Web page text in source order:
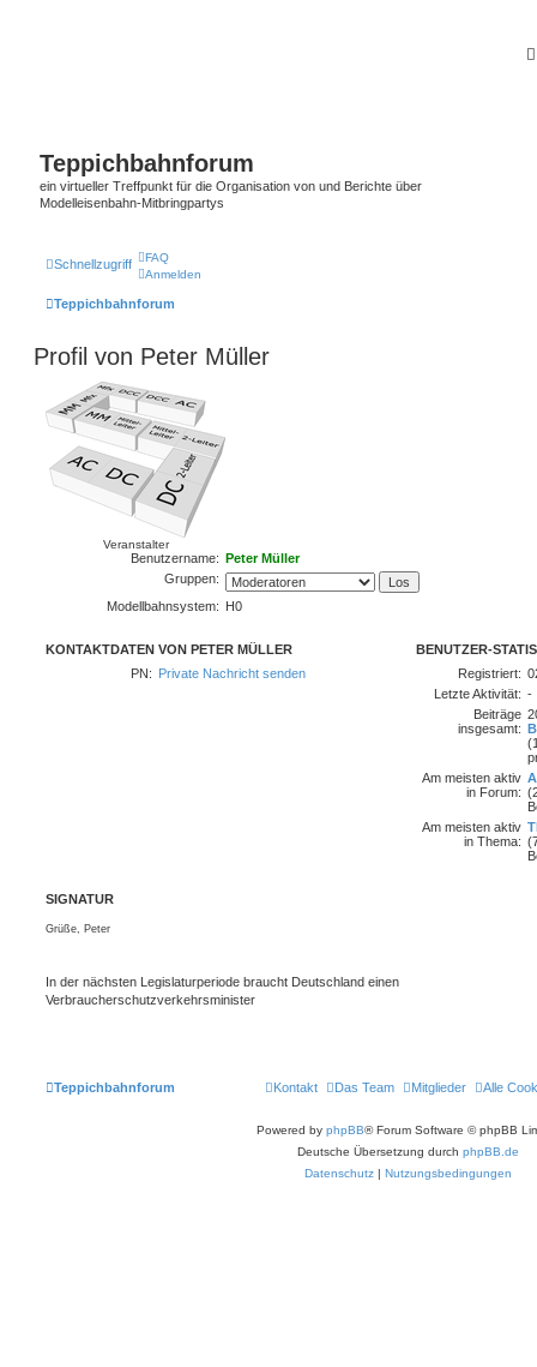
Teppichbahnforum
ein virtueller Treffpunkt für die Organisation von und Berichte über
Modelleisenbahn-Mitbringpartys
Schnellzugriff
FAQ
Anmelden
Teppichbahnforum
Profil von Peter Müller
Veranstalter
Benutzername: Peter Müller
Gruppen:
Modellbahnsystem: H0
KONTAKTDATEN VON PETER MÜLLER
PN: Private Nachricht senden
BENUTZER-
Registriert:
Letzte Aktivität: -
Beiträge
insgesamt:
Am meisten aktiv
in Forum:
Am meisten aktiv
in Thema:
SIGNATUR
Grüße, Peter
In der nächsten Legislaturperiode braucht Deutschland einen
Verbraucherschutzverkehrsminister
Teppichbahnforum Alle
Mitglieder
Das Team
Kontakt
Powered by phpBB® Forum Software © phpBB
Deutsche Übersetzung durch phpBB.de
Datenschutz | Nutzungsbedingungen